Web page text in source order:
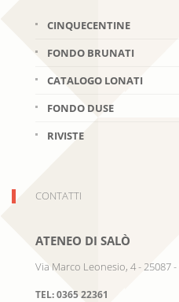
CINQUECENTINE
FONDO BRUNATI
CATALOGO LONATI
FONDO DUSE
RIVISTE
CONTATTI
ATENEO DI SALÒ
Via Marco Leonesio, 4- 25087-
TEL:0365 22361